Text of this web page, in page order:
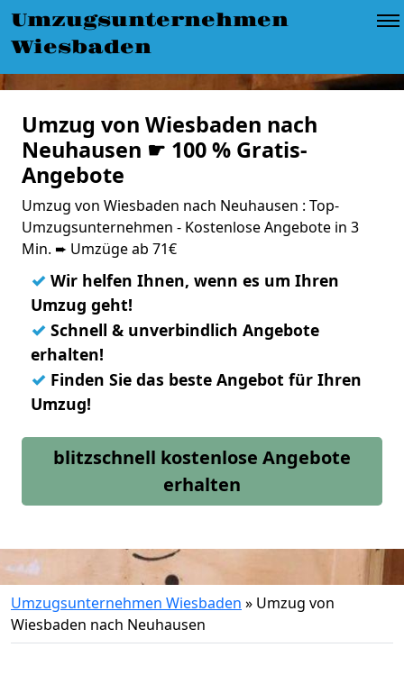
Umzugsunternehmen
Wiesbaden
Umzug von Wiesbaden nach
Neuhausen ☛ 100 % Gratis-
Angebote
Umzug von Wiesbaden nach Neuhausen : Top-
Umzugsunternehmen - Kostenlose Angebote in 3
Min. ➨ Umzüge ab 71€
✓ Wir helfen Ihnen, wenn es um Ihren
Umzug geht!
✓ Schnell & unverbindlich Angebote
erhalten!
✓ Finden Sie das beste Angebot für Ihren
Umzug!
blitzschnell kostenlose Angebote
erhalten
Umzugsunternehmen Wiesbaden » Umzug von
Wiesbaden nach Neuhausen